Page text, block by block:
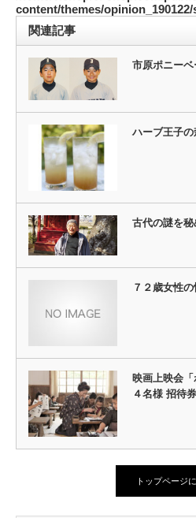
content/themes/
関連記事
市原ポニー
ハーブ王子
古代の謎を
７２歳女性の
映画上映会
４名様 招待
トップページ